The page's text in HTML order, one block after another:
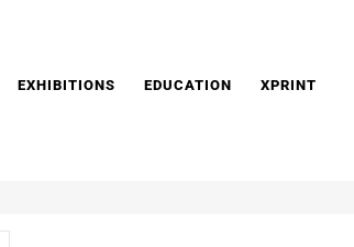
EXHIBITIONS EDUCATION XPRINT